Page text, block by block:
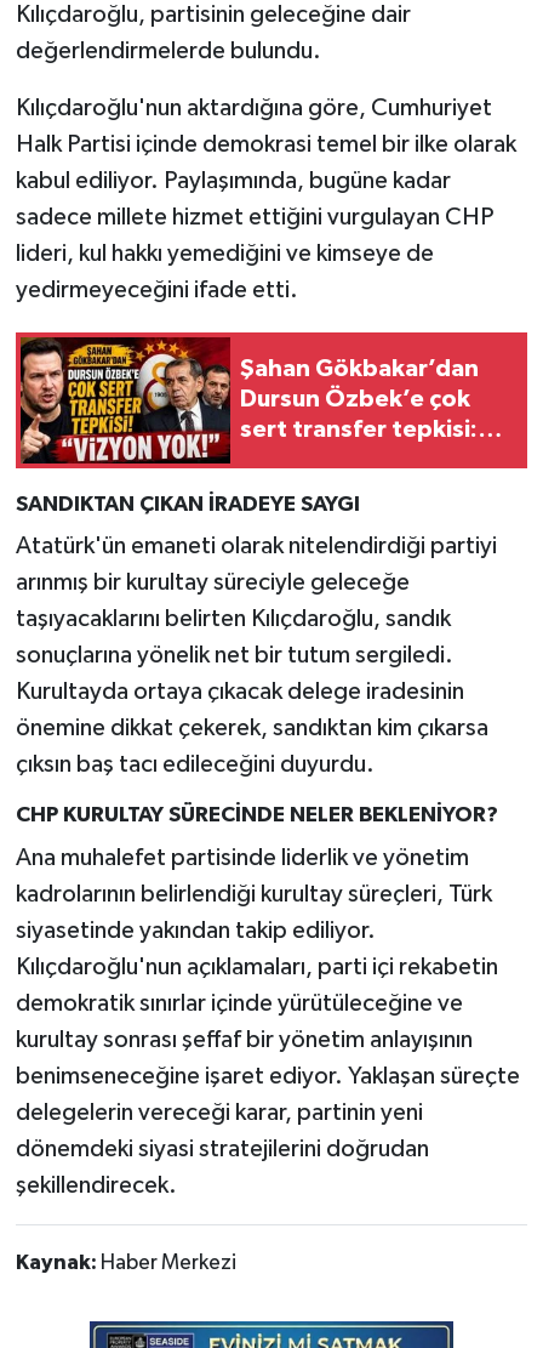
Kılıçdaroğlu, partisinin geleceğine dair
değerlendirmelerde bulundu.
Kılıçdaroğlu'nun aktardığına göre, Cumhuriyet
Halk Partisi içinde demokrasi temel bir ilke olarak
kabul ediliyor. Paylaşımında, bugüne kadar
sadece millete hizmet ettiğini vurgulayan CHP
lideri, kul hakkı yemediğini ve kimseye de
yedirmeyeceğini ifade etti.
Şahan Gökbakar’dan
Dursun Özbek’e çok
sert transfer tepkisi:
SANDIKTAN ÇIKAN İRADEYE SAYGI
Atatürk'ün emaneti olarak nitelendirdiği partiyi
arınmış bir kurultay süreciyle geleceğe
taşıyacaklarını belirten Kılıçdaroğlu, sandık
sonuçlarına yönelik net bir tutum sergiledi.
Kurultayda ortaya çıkacak delege iradesinin
önemine dikkat çekerek, sandıktan kim çıkarsa
çıksın baş tacı edileceğini duyurdu.
CHP KURULTAY SÜRECİNDE NELER BEKLENİYOR?
Ana muhalefet partisinde liderlik ve yönetim
kadrolarının belirlendiği kurultay süreçleri, Türk
siyasetinde yakından takip ediliyor.
Kılıçdaroğlu'nun açıklamaları, parti içi rekabetin
demokratik sınırlar içinde yürütüleceğine ve
kurultay sonrası şeffaf bir yönetim anlayışının
benimseneceğine işaret ediyor. Yaklaşan süreçte
delegelerin vereceği karar, partinin yeni
dönemdeki siyasi stratejilerini doğrudan
şekillendirecek.
Kaynak: Haber Merkezi